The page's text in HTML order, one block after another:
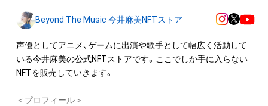
作成者によって保護されています。そのため、本アイテムを保
有していたとしても、本アイテムに関する創作物にかかる知的
財産権を有することを意味しません。
・本アイテムの作成者または第三者のライセンス保有者からの
事前の同意なしに、知的財産権を侵害するおそれのある行為（改
が、これに限定されません。）を行うことはできません。
Beyond The Music 今井麻美NFTストア
声優としてアニメ、ゲームに出演や歌手として幅広く活動して
いる今井麻美の公式NFTストアです。ここでしか手に入らない
NFTを販売していきます。
＜プロフィール＞